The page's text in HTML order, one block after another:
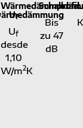
Wärmedämmprofil
Uf
Uf
desde
1,10
W/m2K
Bis
zu 47
dB